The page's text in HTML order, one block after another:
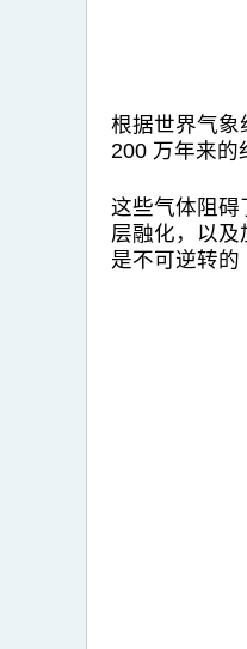
根据世界气象
200 万年来的
这些气体阻碍
层融化，以
是不可逆转的